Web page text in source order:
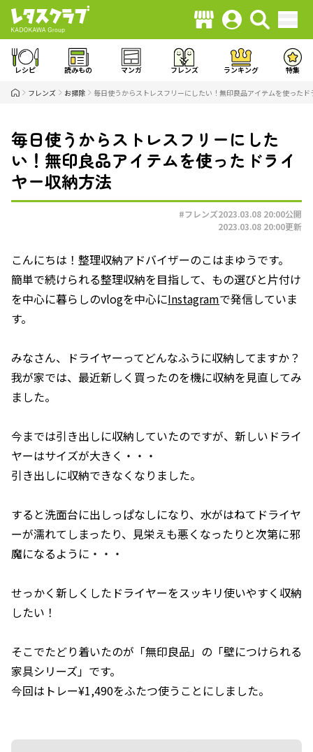
レシピ 読みもの マンガ フレンズ ランキング 特集
フレンズ お掃除 毎日使うからストレスフリーにしたい！無印良品アイテムを使った
毎日使うからストレスフリーにした
い！無印良品アイテムを使ったドライ
ヤー収納方法
#フレンズ2023.03.08 20:00公開
2023.03.08 20:00更新
こんにちは！整理収納アドバイザーのこはまゆうです。
簡単で続けられる整理収納を目指して、もの選びと片付け
を中心に暮らしのvlogを中心にInstagramで発信していま
す。
みなさん、ドライヤーってどんなふうに収納してますか？
我が家では、最近新しく買ったのを機に収納を見直してみ
ました。
今までは引き出しに収納していたのですが、新しいドライ
ヤーはサイズが大きく・・・
引き出しに収納できなくなりました。
すると洗面台に出しっぱなしになり、水がはねてドライヤ
ーが濡れてしまったり、見栄えも悪くなったりと次第に邪
魔になるように・・・
せっかく新しくしたドライヤーをスッキリ使いやすく収納
したい！
そこでたどり着いたのが「無印良品」の「壁につけられる
家具シリーズ」です。
今回はトレー¥1,490をふたつ使うことにしました。